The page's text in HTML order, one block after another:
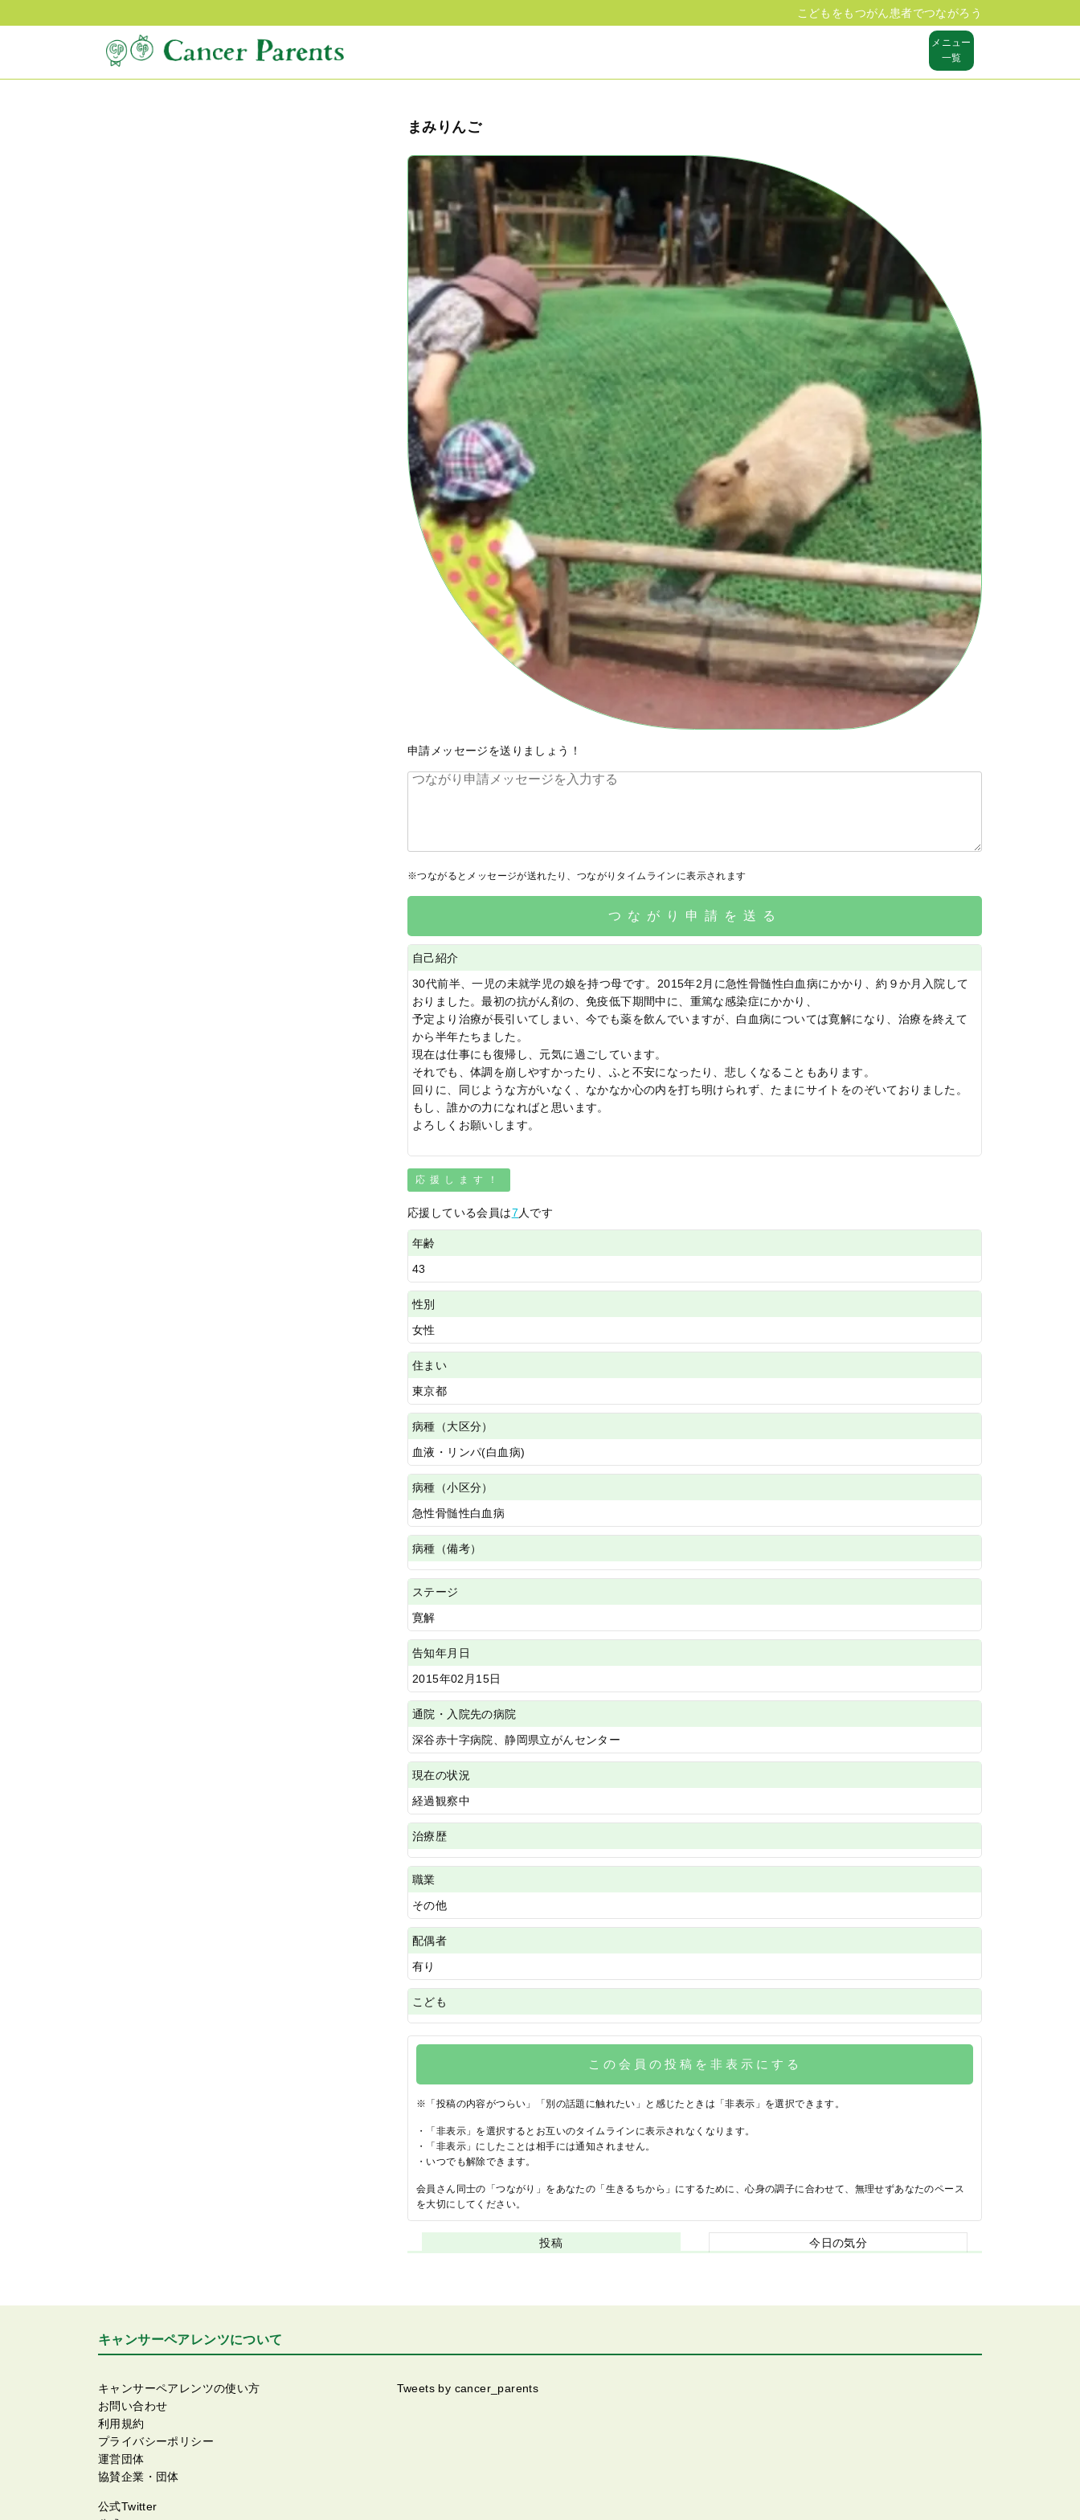
こどもをもつがん患者でつながろう
メニュー
一覧
まみりんご
申請メッセージを送りましょう！
※つながるとメッセージが送れたり、つながりタイムラインに表示されます
つながり申請を送る
自己紹介
30代前半、一児の未就学児の娘を持つ母です。2015年2月に急性骨髄性白血病にかかり、約９か月入院して
おりました。最初の抗がん剤の、免疫低下期間中に、重篤な感染症にかかり、
予定より治療が長引いてしまい、今でも薬を飲んでいますが、白血病については寛解になり、治療を終えて
から半年たちました。
現在は仕事にも復帰し、元気に過ごしています。
それでも、体調を崩しやすかったり、ふと不安になったり、悲しくなることもあります。
回りに、同じような方がいなく、なかなか心の内を打ち明けられず、たまにサイトをのぞいておりました。
もし、誰かの力になればと思います。
よろしくお願いします。
応援します！
応援している会員は7 人です
年齢
43
性別
女性
住まい
東京都
病種（大区分）
血液・リンパ(白血病)
病種（小区分）
急性骨髄性白血病
病種（備考）
ステージ
寛解
告知年月日
2015年02月15日
通院・入院先の病院
深谷赤十字病院、静岡県立がんセンター
現在の状況
経過観察中
治療歴
職業
その他
配偶者
有り
こども
この会員の投稿を非表示にする
※「投稿の内容がつらい」「別の話題に触れたい」と感じたときは「非表示」を選択できます。
・「非表示」を選択するとお互いのタイムラインに表示されなくなります。
・「非表示」にしたことは相手には通知されません。
・いつでも解除できます。
会員さん同士の「つながり」をあなたの「生きるちから」にするために、心身の調子に合わせて、無理せずあなたのペース
を大切にしてください。
投稿 今日の気分
キャンサーペアレンツについて
キャンサーペアレンツの使い方
お問い合わせ
利用規約
プライバシーポリシー
運営団体
協賛企業・団体
公式Twitter
Tweets by cancer_parents